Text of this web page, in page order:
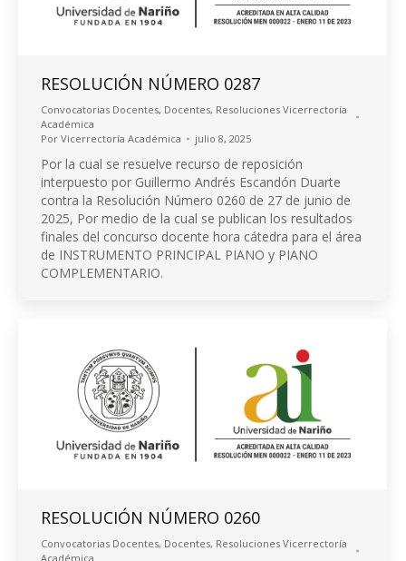
RESOLUCIÓN NÚMERO 0287
Convocatorias Docentes, Docentes, Resoluciones Vicerrectoría
Académica
Por Vicerrectoría Académica julio 8, 2025
Por la cual se resuelve recurso de reposición
interpuesto por Guillermo Andrés Escandón Duarte
contra la Resolución Número 0260 de 27 de junio de
2025, Por medio de la cual se publican los resultados
finales del concurso docente hora cátedra para el área
de INSTRUMENTO PRINCIPAL PIANO y PIANO
COMPLEMENTARIO.
RESOLUCIÓN NÚMERO 0260
Convocatorias Docentes, Docentes, Resoluciones Vicerrectoría
Académica